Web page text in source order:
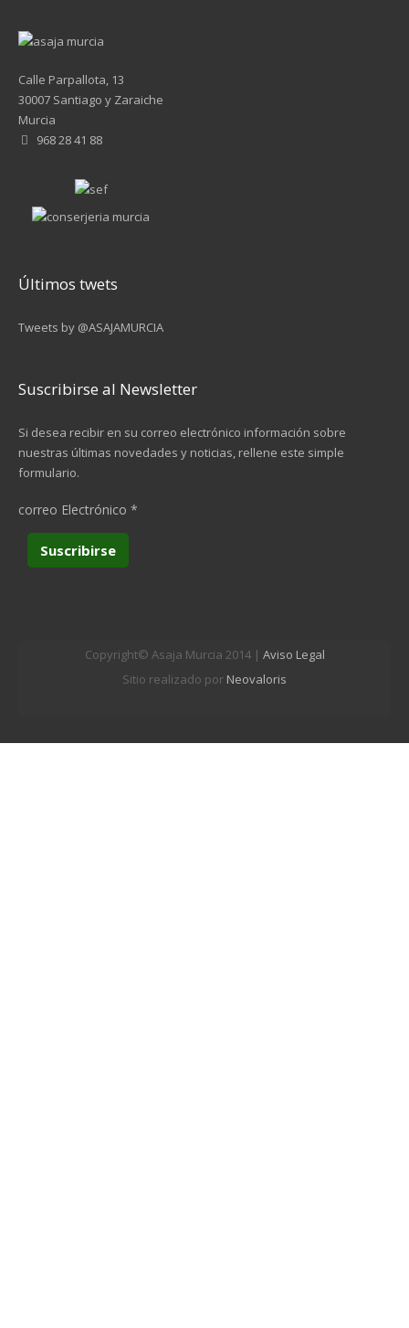
Calle Parpallota, 13
30007 Santiago y Zaraiche
Murcia
968 28 41 88
Últimos twets
Tweets by @ASAJAMURCIA
Suscribirse al Newsletter
Si desea recibir en su correo electrónico información sobre
nuestras últimas novedades y noticias, rellene este simple
formulario.
correo Electrónico *
Copyright© Asaja Murcia 2014 | Aviso Legal
Sitio realizado por Neovaloris